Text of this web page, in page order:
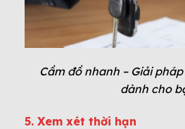
Cầm đồ nhanh – Giải
dành cho
5. Xem xét thời hạn